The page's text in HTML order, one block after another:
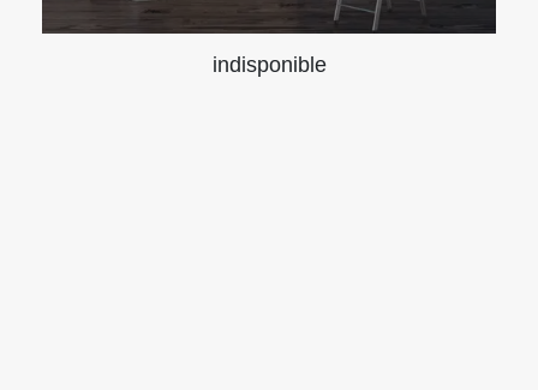
indisponible